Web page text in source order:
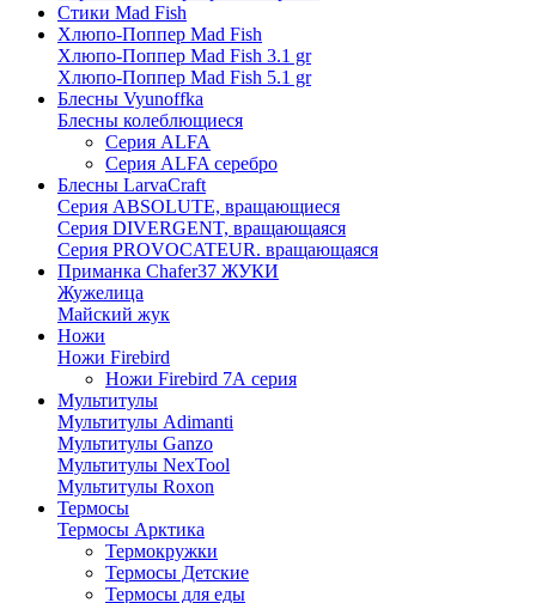
Стики Mad Fish
Хлюпо-Поппер Mad Fish
Хлюпо-Поппер Mad Fish 3.1 gr
Хлюпо-Поппер Mad Fish 5.1 gr
Блесны Vyunoffka
Блесны колеблющиеся
Серия ALFA
Серия ALFA серебро
Блесны LarvaCraft
Серия ABSOLUTE, вращающиеся
Серия DIVERGENT, вращающаяся
Серия PROVOCATEUR. вращающаяся
Приманка Chafer37 ЖУКИ
Жужелица
Майский жук
Ножи
Ножи Firebird
Ножи Firebird 7А серия
Мультитулы
Мультитулы Adimanti
Мультитулы Ganzo
Мультитулы NexTool
Мультитулы Roxon
Термосы
Термосы Арктика
Термокружки
Термосы Детские
Термосы для еды